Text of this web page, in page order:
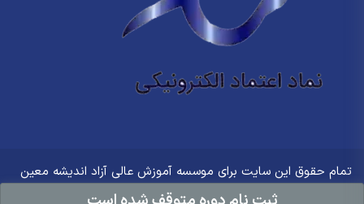
تمام حقوق این سایت برای موسسه آموزش عالی آزاد اندیشه معین